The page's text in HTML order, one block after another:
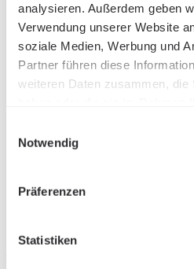
analysieren. Außerdem geben
Verwendung unserer Website
soziale Medien, Werbung und
Partner führen diese
weiteren Daten zusammen, die
Notwendig
Präferenzen
Statistiken